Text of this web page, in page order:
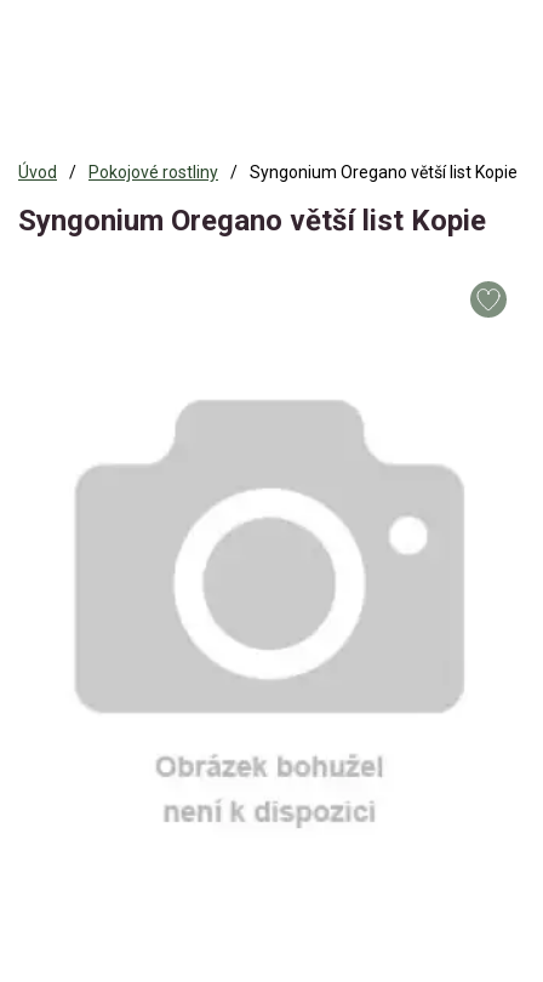
Úvod Pokojové rostliny Syngonium Oregano větší list Kopie
Syngonium Oregano větší list Kopie